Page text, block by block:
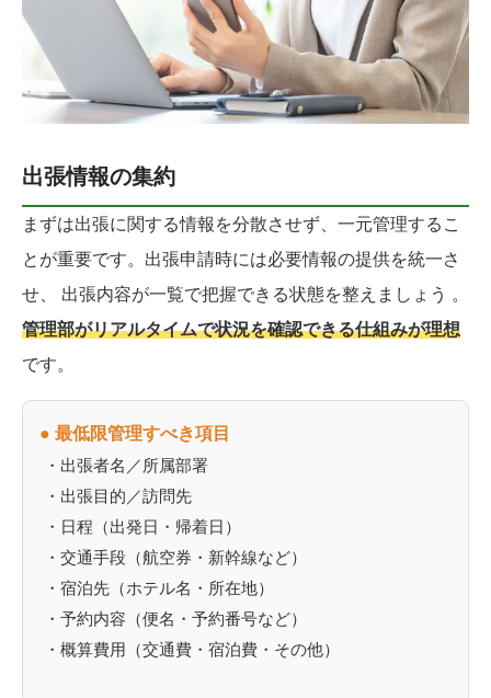
出張情報の集約
まずは出張に関する情報を分散させず、一元管理するこ
とが重要です。出張申請時には必要情報の提供を統一さ
せ、 出張内容が一覧で把握できる状態を整えましょう 。
管理部がリアルタイムで状況を確認できる仕組みが理想
です。
● 最低限管理すべき項目
・出張者名／所属部署
・出張目的／訪問先
・日程（出発日・帰着日）
・交通手段（航空券・新幹線など）
・宿泊先（ホテル名・所在地）
・予約内容（便名・予約番号など）
・概算費用（交通費・宿泊費・その他）